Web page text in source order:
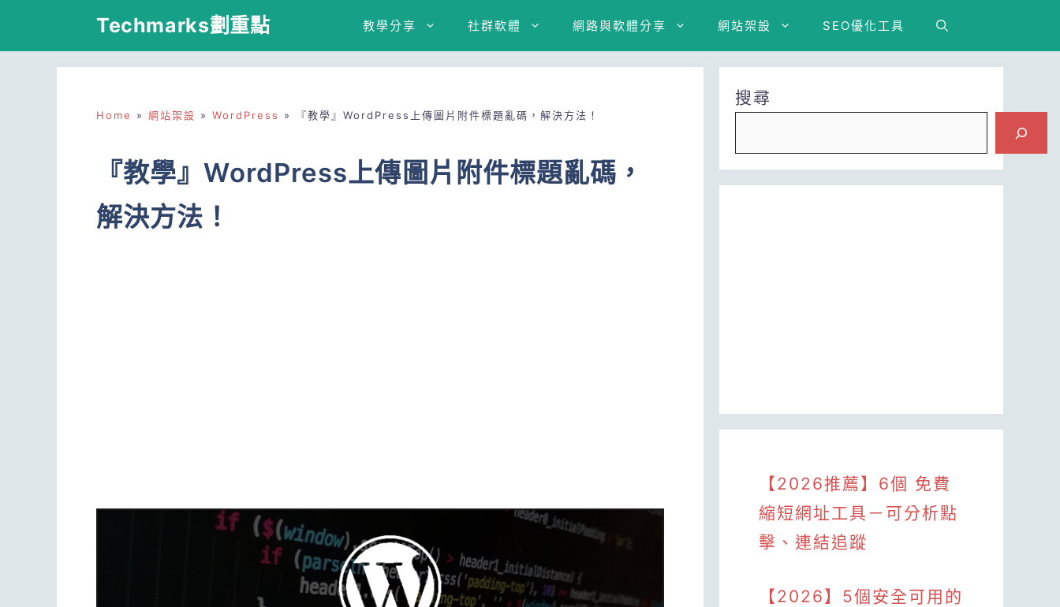
Techmarks劃重點 教學分享 社群軟體 網路與軟體分享 網站架設 SEO優化工具
Home » 網站架設 » WordPress » 『教學』WordPress上傳圖片附件標題亂碼，解決方法！
『教學』WordPress上傳圖片附件標題亂碼，
解決方法！
搜尋
【2026推薦】6個 免費
縮短網址工具－可分析點
擊、連結追蹤
【2026】5個安全可用的